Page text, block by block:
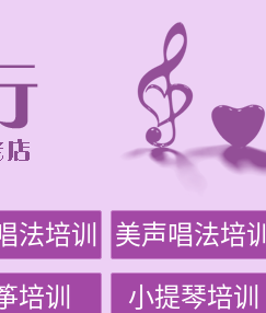
法培训 美声唱法培训
培训 小提琴培训